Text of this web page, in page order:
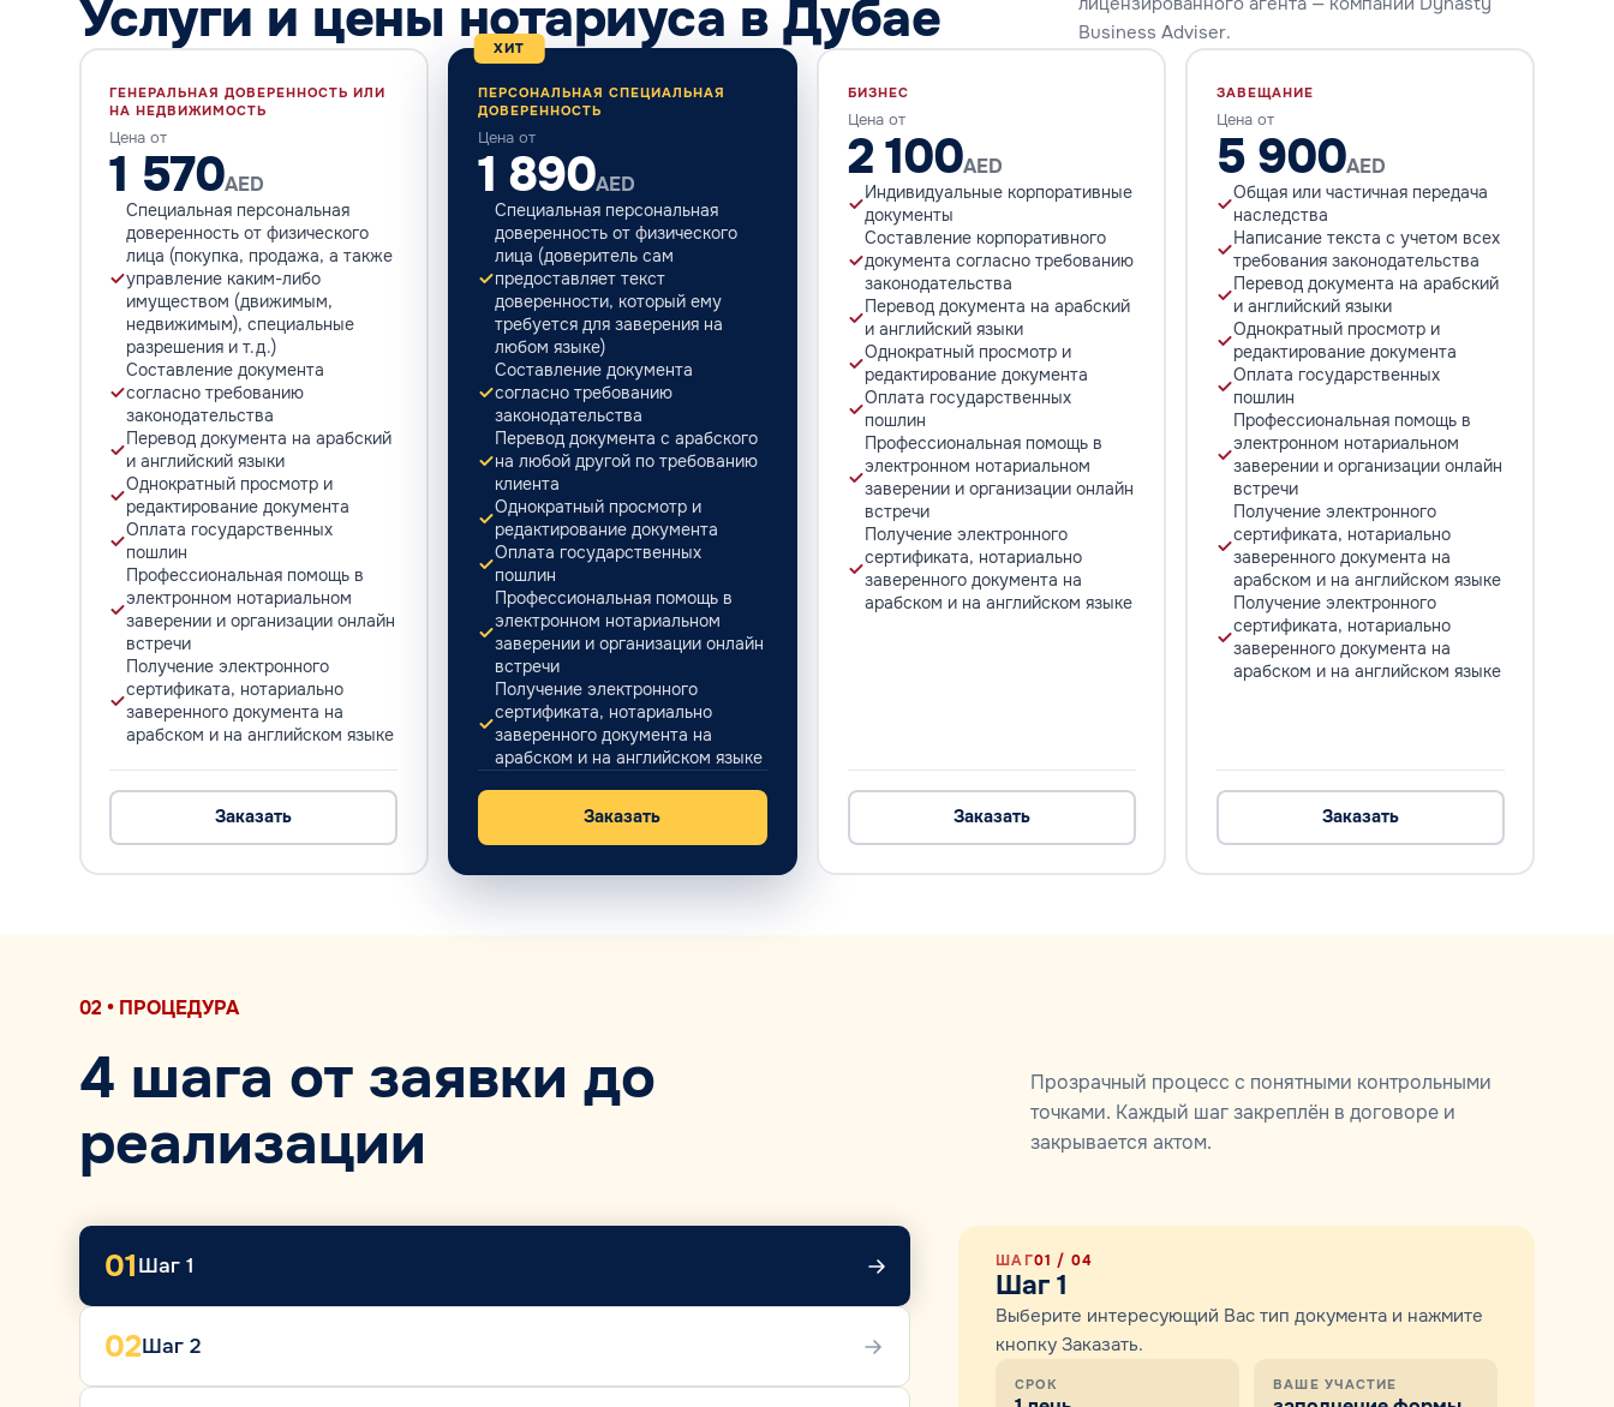
Услуги и цены нотариуса в Дубае
Business Adviser.
ГЕНЕРАЛЬНАЯ ДОВЕРЕННОСТЬ ИЛИ
НА НЕДВИЖИМОСТЬ
Цена от
1 570AED
Специальная персональная
доверенность от физического
лица (покупка, продажа, а также
управление каким-либо
имуществом (движимым,
недвижимым), специальные
разрешения и т.д.)
Составление документа
согласно требованию
законодательства
Перевод документа на арабский
и английский языки
Однократный просмотр и
редактирование документа
Оплата государственных
пошлин
Профессиональная помощь в
электронном нотариальном
заверении и организации онлайн
встречи
Получение электронного
сертификата, нотариально
заверенного документа на
арабском и на английском языке
Заказать
ХИТ
ПЕРСОНАЛЬНАЯ СПЕЦИАЛЬНАЯ
ДОВЕРЕННОСТЬ
Цена от
1 890AED
Специальная персональная
доверенность от физического
лица (доверитель сам
предоставляет текст
доверенности, который ему
требуется для заверения на
любом языке)
Составление документа
согласно требованию
законодательства
Перевод документа с арабского
на любой другой по требованию
клиента
Однократный просмотр и
редактирование документа
Оплата государственных
пошлин
Профессиональная помощь в
электронном нотариальном
заверении и организации онлайн
встречи
Получение электронного
сертификата, нотариально
заверенного документа на
арабском и на английском языке
Заказать
БИЗНЕС
Цена от
2 100AED
Индивидуальные корпоративные
документы
Составление корпоративного
документа согласно требованию
законодательства
Перевод документа на арабский
и английский языки
Однократный просмотр и
редактирование документа
Оплата государственных
пошлин
Профессиональная помощь в
электронном нотариальном
заверении и организации онлайн
встречи
Получение электронного
сертификата, нотариально
заверенного документа на
арабском и на английском языке
Заказать
ЗАВЕЩАНИЕ
Цена от
5 900AED
Общая или частичная передача
наследства
Написание текста с учетом всех
требования законодательства
Перевод документа на арабский
и английский языки
Однократный просмотр и
редактирование документа
Оплата государственных
пошлин
Профессиональная помощь в
электронном нотариальном
заверении и организации онлайн
встречи
Получение электронного
сертификата, нотариально
заверенного документа на
арабском и на английском языке
Получение электронного
сертификата, нотариально
заверенного документа на
арабском и на английском языке
Заказать
02 • ПРОЦЕДУРА
4 шага от заявки до
реализации
Прозрачный процесс с понятными контрольными
точками. Каждый шаг закреплён в договоре и
закрывается актом.
01Шаг 1
02Шаг 2
ШАГ01 / 04
Шаг 1
Выберите интересующий Вас тип документа и нажмите
кнопку Заказать.
СРОК ВАШЕ УЧАСТИЕ